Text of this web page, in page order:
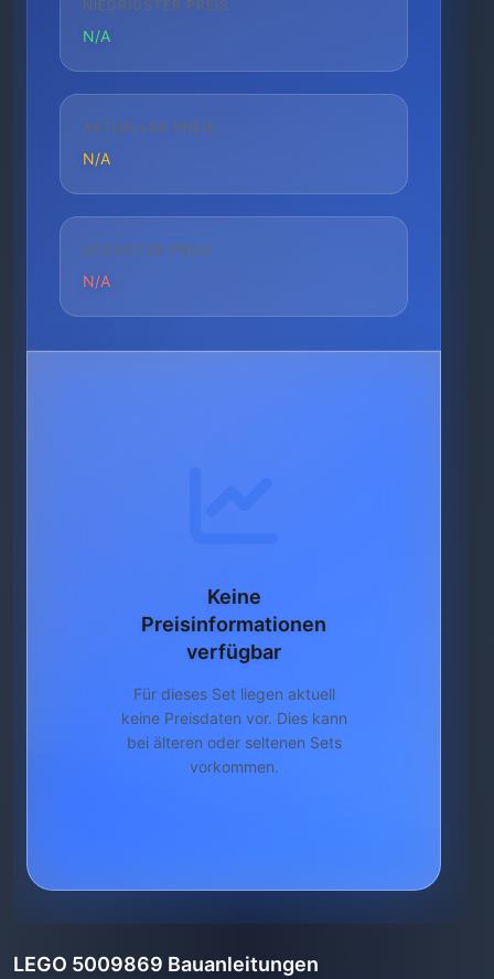
NIEDRIGSTER PREIS
N/A
AKTUELLER PREIS
N/A
HÖCHSTER PREIS
N/A
Keine
Preisinformationen
verfügbar
Für dieses Set liegen aktuell
keine Preisdaten vor. Dies kann
bei älteren oder seltenen Sets
vorkommen.
LEGO 5009869 Bauanleitungen